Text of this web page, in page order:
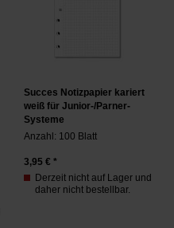
Succes Notizpapier kariert
weiß für Junior-/Parner-
Systeme
Anzahl: 100 Blatt
3,95 € *
Derzeit nicht auf Lager und
daher nicht bestellbar.